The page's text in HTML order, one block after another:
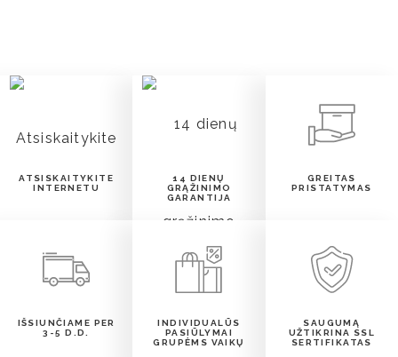
ATSISKAITYKITE
INTERNETU
14 DIENŲ
GRĄŽINIMO
GARANTIJA
GREITAS
PRISTATYMAS
IŠSIUNČIAME PER
3-5 D.D.
INDIVIDUALŪS
PASIŪLYMAI
GRUPĖMS VAIKŲ
SAUGUMĄ
UŽTIKRINA SSL
SERTIFIKATAS